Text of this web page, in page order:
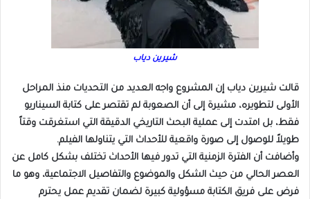
شيرين دياب
قالت شيرين دياب إن المشروع واجه العديد من التحديات منذ المراحل
الأولى لتطويره، مشيرة إلى أن الصعوبة لم تقتصر على كتابة السيناريو
فقط، بل امتدت إلى عملية البحث التاريخي الدقيقة التي استغرقت وقتاً
طويلاً للوصول إلى صورة واقعية للأحداث التي يتناولها الفيلم.
وأضافت أن الفترة الزمنية التي تدور فيها الأحداث تختلف بشكل كامل عن
العصر الحالي من حيث الشكل والموضوع والتفاصيل الاجتماعية، وهو ما
فرض على فريق الكتابة مسؤولية كبيرة لضمان تقديم عمل يحترم